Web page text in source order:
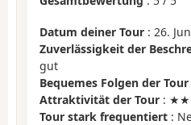
Datum deiner Tour : 26.
Zuverlässigkeit der
gut
Bequemes Folgen der Tour
Attraktivität der Tour :
Tour stark frequentiert :